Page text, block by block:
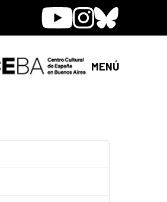
YoutubeInstagram
Bluesky
MENÚ